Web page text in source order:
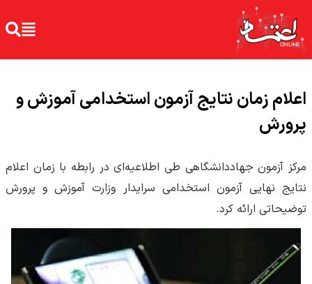
اعلام زمان نتایج آزمون استخدامی آموزش و
پرورش
مرکز آزمون جهاددانشگاهی طی اطلاعیه‌ای در رابطه با زمان اعلام
نتایج نهایی آزمون استخدامی سرایدار وزارت آموزش و پرورش
توضیحاتی ارائه کرد.